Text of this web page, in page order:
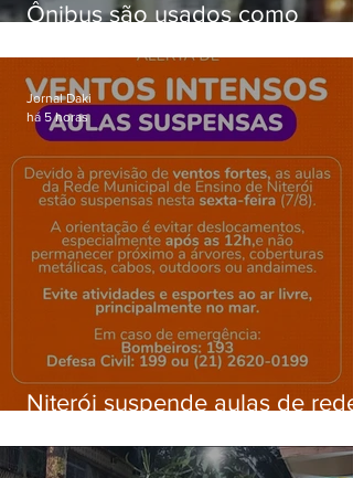
Ônibus são usados como
Gardênia Azul
Niterói suspende aulas de rede
ventos fortes nesta sexta (7)
Jornal Daki
há 5 horas